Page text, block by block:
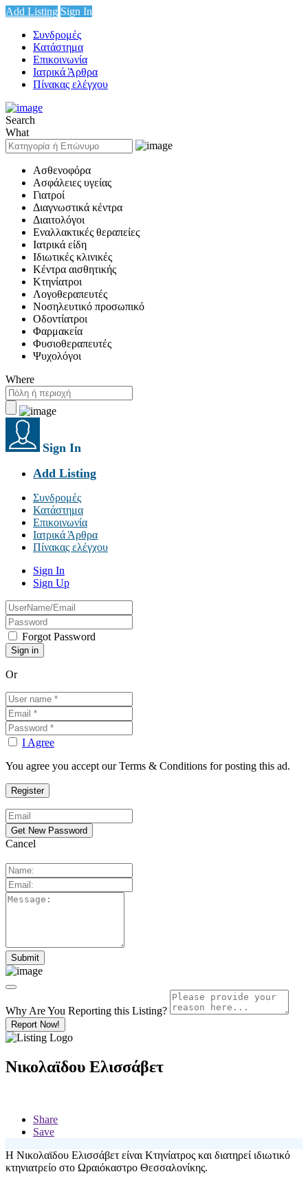
Add Listing Sign In
Συνδρομές
Κατάστημα
Επικοινωνία
Ιατρικά Άρθρα
Πίνακας ελέγχου
Search
What
Ασθενοφόρα
Ασφάλειες υγείας
Γιατροί
Διαγνωστικά κέντρα
Διαιτολόγοι
Εναλλακτικές θεραπείες
Ιατρικά είδη
Ιδιωτικές κλινικές
Κέντρα αισθητικής
Κτηνίατροι
Λογοθεραπευτές
Νοσηλευτικό προσωπικό
Οδοντίατροι
Φαρμακεία
Φυσιοθεραπευτές
Ψυχολόγοι
Where
Sign In
Add Listing
Συνδρομές
Κατάστημα
Επικοινωνία
Ιατρικά Άρθρα
Πίνακας ελέγχου
Sign In
Sign Up
Forgot Password
Or
I Agree
You agree you accept our Terms & Conditions for posting this ad.
Cancel
Why Are You Reporting this Listing?
Report Now!
Νικολαϊδου Ελισσάβετ
Share
Save
Η Νικολαϊδου Ελισσάβετ είναι Κτηνίατρος και διατηρεί ιδιωτικό
κτηνιατρείο στο Ωραιόκαστρο Θεσσαλονίκης.